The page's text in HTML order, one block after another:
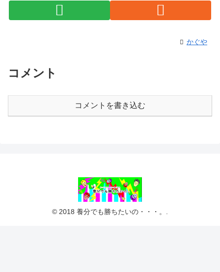
かぐや
コメント
コメントを書き込む
© 2018 養分でも勝ちたいの・・・。.